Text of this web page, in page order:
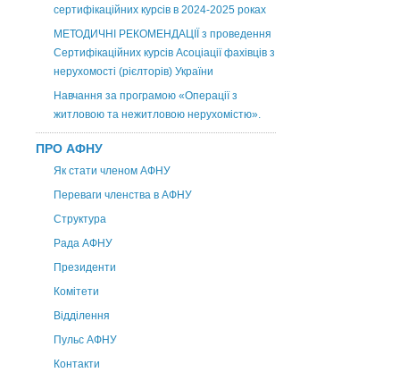
сертифікаційних курсів в 2024-2025 роках
МЕТОДИЧНІ РЕКОМЕНДАЦІЇ з проведення
Сертифікаційних курсів Асоціації фахівців з
нерухомості (рієлторів) України
Навчання за програмою «Операції з
житловою та нежитловою нерухомістю».
ПРО АФНУ
Як стати членом АФНУ
Переваги членства в АФНУ
Структура
Рада АФНУ
Президенти
Комітети
Відділення
Пульс АФНУ
Контакти